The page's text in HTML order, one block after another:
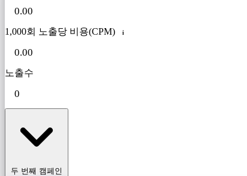
1,000회 노출당 비용(CPM) i
노출수
두 번째 캠페인